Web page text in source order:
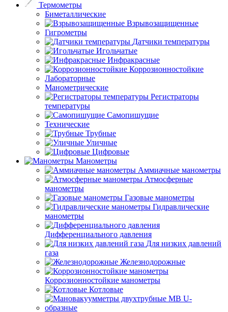
Термометры
Биметаллические
Взрывозащищенные
Гигрометры
Датчики температуры
Игольчатые
Инфракрасные
Коррозионностойкие
Лабораторные
Манометрические
Регистраторы
температуры
Самопишущие
Технические
Трубные
Уличные
Цифровые
Манометры
Аммиачные манометры
Атмосферные
манометры
Газовые манометры
Гидравлические
манометры
Дифференциального давления
Для низких давлений
газа
Железнодорожные
Коррозионностойкие манометры
Котловые